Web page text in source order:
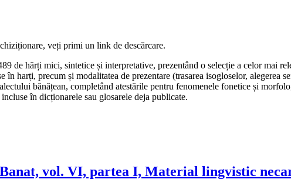
veți primi un link de descărcare.
de hărți mici, sintetice și interpretative, prezentând o selecție a celor mai
harți, precum și modalitatea de prezentare (trasarea isogloselor, alegerea
bănățean, completând atestările pentru fenomenele fonetice și
în dicționarele sau glosarele deja publicate.
vol. VI, partea I, Material lingvistic